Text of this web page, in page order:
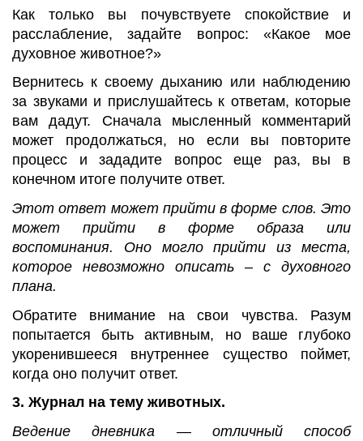
Как только вы почувствуете спокойствие и
расслабление, задайте вопрос: «Какое мое
духовное животное?»
Вернитесь к своему дыханию или наблюдению
за звуками и прислушайтесь к ответам, которые
вам дадут. Сначала мысленный комментарий
может продолжаться, но если вы повторите
процесс и зададите вопрос еще раз, вы в
конечном итоге получите ответ.
Этот ответ может прийти в форме слов. Это
может прийти в форме образа или
воспоминания. Оно могло прийти из места,
которое невозможно описать – с духовного
плана.
Обратите внимание на свои чувства. Разум
попытается быть активным, но ваше глубоко
укоренившееся внутреннее существо поймет,
когда оно получит ответ.
3. Журнал на тему животных.
Ведение дневника — отличный способ